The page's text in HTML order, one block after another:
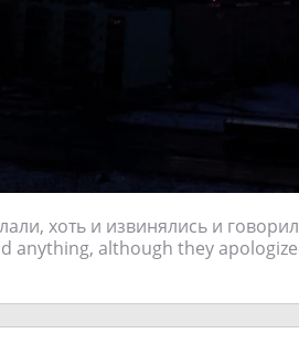
хоть и извинялись и
anything, although they